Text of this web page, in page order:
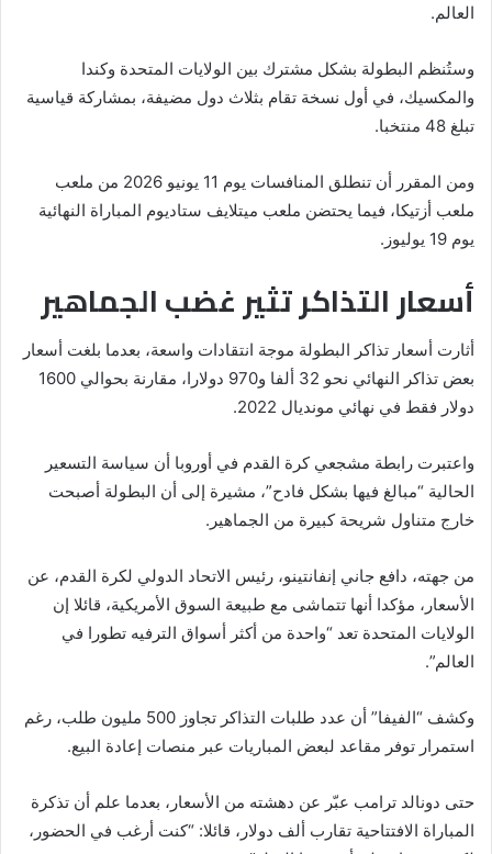
العالم.
وستُنظم البطولة بشكل مشترك بين الولايات المتحدة وكندا
والمكسيك، في أول نسخة تقام بثلاث دول مضيفة، بمشاركة قياسية
تبلغ 48 منتخبا.
ومن المقرر أن تنطلق المنافسات يوم 11 يونيو 2026 من ملعب
ملعب أزتيكا، فيما يحتضن ملعب ميتلايف ستاديوم المباراة النهائية
يوم 19 يوليوز.
أسعار التذاكر تثير غضب الجماهير
أثارت أسعار تذاكر البطولة موجة انتقادات واسعة، بعدما بلغت أسعار
بعض تذاكر النهائي نحو 32 ألفا و970 دولارا، مقارنة بحوالي 1600
دولار فقط في نهائي مونديال 2022.
واعتبرت رابطة مشجعي كرة القدم في أوروبا أن سياسة التسعير
الحالية “مبالغ فيها بشكل فادح”، مشيرة إلى أن البطولة أصبحت
خارج متناول شريحة كبيرة من الجماهير.
من جهته، دافع جاني إنفانتينو، رئيس الاتحاد الدولي لكرة القدم، عن
الأسعار، مؤكدا أنها تتماشى مع طبيعة السوق الأمريكية، قائلا إن
الولايات المتحدة تعد “واحدة من أكثر أسواق الترفيه تطورا في
العالم”.
وكشف “الفيفا” أن عدد طلبات التذاكر تجاوز 500 مليون طلب، رغم
استمرار توفر مقاعد لبعض المباريات عبر منصات إعادة البيع.
حتى دونالد ترامب عبّر عن دهشته من الأسعار، بعدما علم أن تذكرة
المباراة الافتتاحية تقارب ألف دولار، قائلا: “كنت أرغب في الحضور،